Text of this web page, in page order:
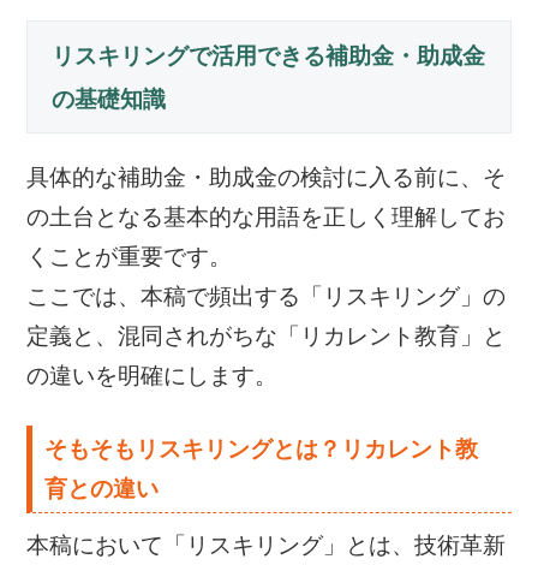
リスキリングで活用できる補助金・助成金
の基礎知識
具体的な補助金・助成金の検討に入る前に、そ
の土台となる基本的な用語を正しく理解してお
くことが重要です。
ここでは、本稿で頻出する「リスキリング」の
定義と、混同されがちな「リカレント教育」と
の違いを明確にします。
そもそもリスキリングとは？リカレント教
育との違い
本稿において「リスキリング」とは、技術革新